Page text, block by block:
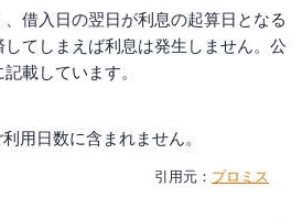
借入日の翌日が利息の起算日となる
てしまえば利息は発生しません。公
載しています。
用日数に含まれません。
プロミス